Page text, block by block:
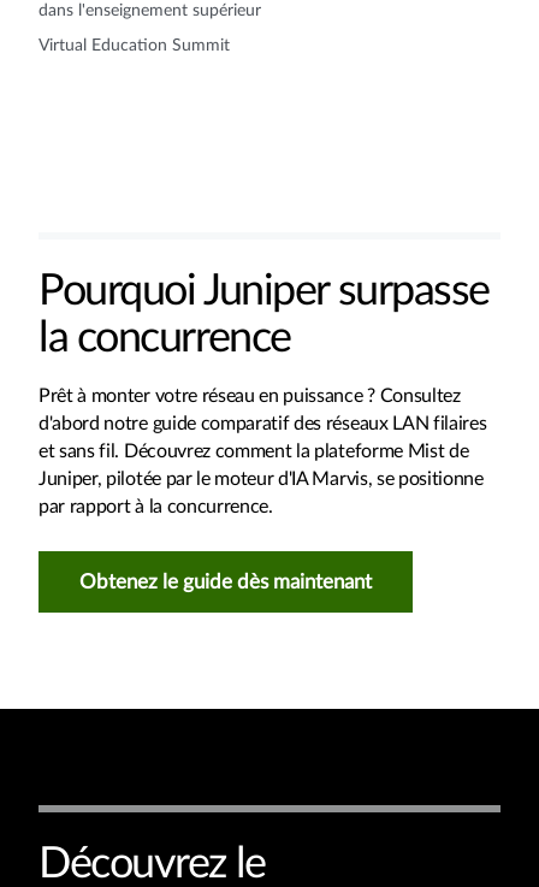
dans l'enseignement supérieur
Virtual Education Summit
Pourquoi Juniper surpasse
la concurrence
Prêt à monter votre réseau en puissance ? Consultez
d'abord notre guide comparatif des réseaux LAN filaires
et sans fil. Découvrez comment la plateforme Mist de
Juniper, pilotée par le moteur d'IA Marvis, se positionne
par rapport à la concurrence.
Obtenez le guide dès maintenant
Découvrez le